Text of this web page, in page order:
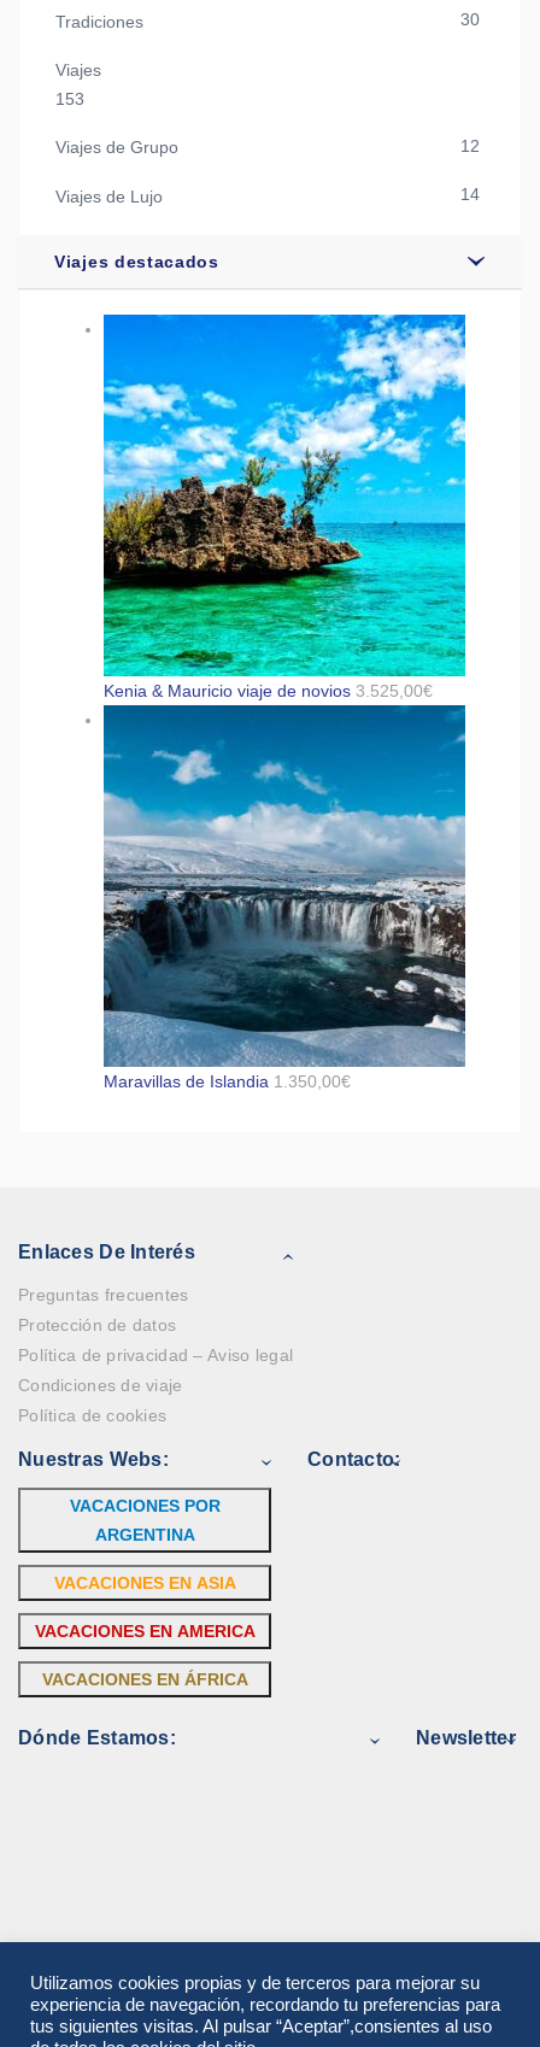
Tradiciones 30
Viajes
153
Viajes de Grupo 12
Viajes de Lujo 14
Viajes destacados
Kenia & Mauricio viaje de novios 3.525,00€
Maravillas de Islandia 1.350,00€
Enlaces De Interés
Preguntas frecuentes
Protección de datos
Política de privacidad – Aviso legal
Condiciones de viaje
Política de cookies
Nuestras Webs:
VACACIONES POR
ARGENTINA
VACACIONES EN ASIA
VACACIONES EN AMERICA
VACACIONES EN ÁFRICA
Contacto:
Dónde Estamos: Newsletter
Utilizamos cookies propias y de terceros para mejorar su
experiencia de navegación, recordando tu preferencias para
tus siguientes visitas. Al pulsar “Aceptar”,consientes al uso